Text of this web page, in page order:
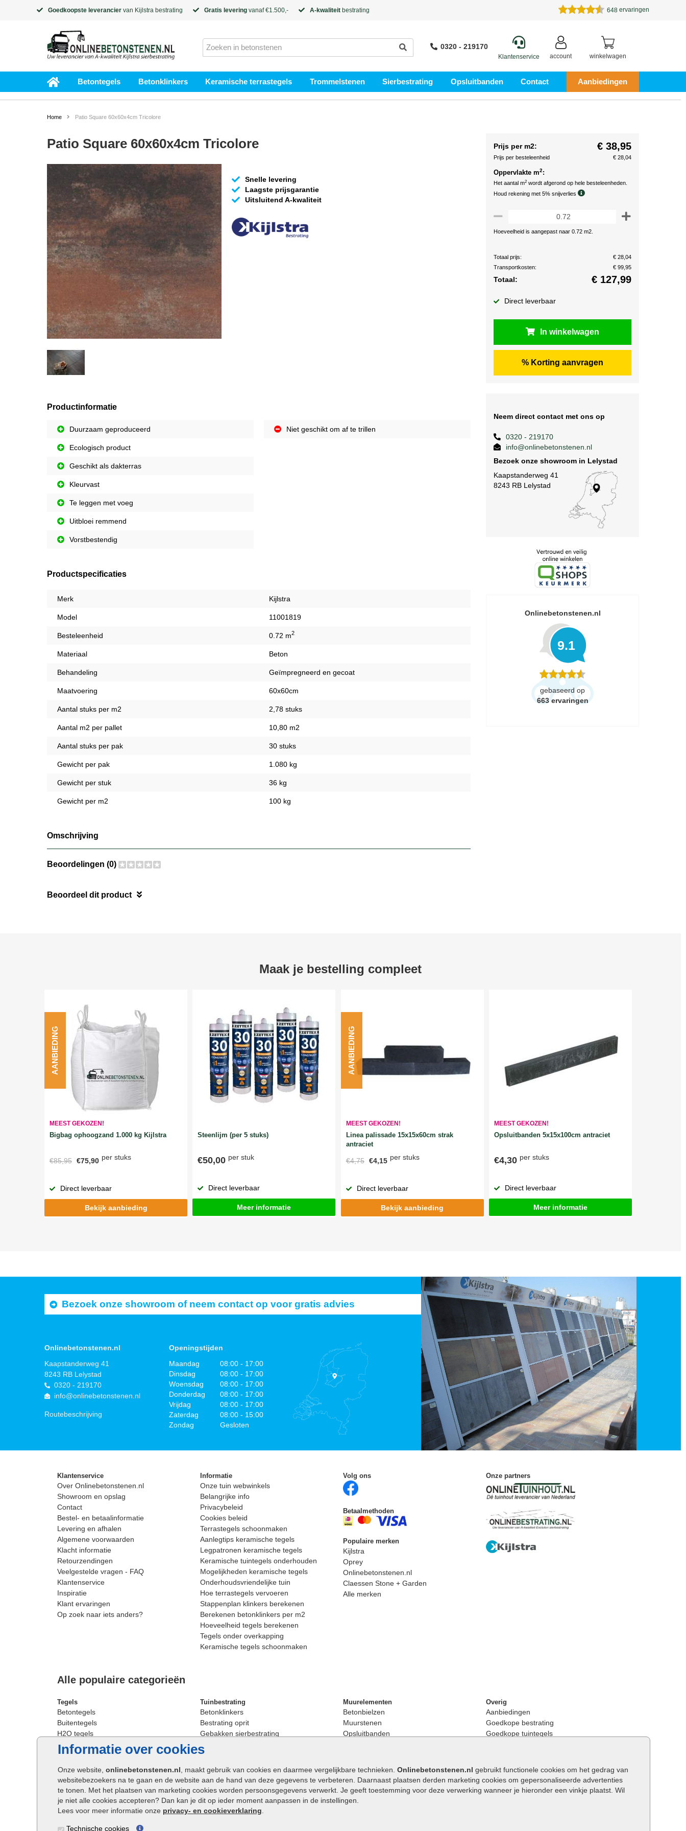
Goedkoopste leverancier van Kijlstra bestrating Gratis levering vanaf €1.500,- A-kwaliteit bestrating 648 ervaringen
0320 - 219170
Klantenservice account winkelwagen
Betontegels Betonklinkers Keramische terrastegels Trommelstenen Sierbestrating Opsluitbanden Contact Aanbiedingen
Informatie over cookies
Onze website, onlinebetonstenen.nl , maakt gebruik van cookies en daarmee vergelijkbare technieken. Onlinebetonstenen.nl gebruikt functionele cookies om het gedrag van
websitebezoekers na te gaan en de website aan de hand van deze gegevens te verbeteren. Daarnaast plaatsen derden marketing cookies om gepersonaliseerde advertenties
te tonen. Met het plaatsen van marketing cookies worden persoonsgegevens verwerkt. Je geeft toestemming voor deze verwerking wanneer je hieronder een vinkje plaatst. Wil
je niet alle cookies accepteren? Dan kan je dit op ieder moment aanpassen in de instellingen.
Lees voor meer informatie onze privacy- en cookieverklaring
Technische cookies
Home Patio Square 60x60x4cm Tricolore
Patio Square 60x60x4cm Tricolore
Snelle levering
Laagste prijsgarantie
Uitsluitend A-kwaliteit
Productinformatie
Duurzaam geproduceerd
Ecologisch product
Geschikt als dakterras
Kleurvast
Te leggen met voeg
Uitbloei remmend
Vorstbestendig
Niet geschikt om af te trillen
Productspecificaties
Merk Kijlstra
Model 11001819
Besteleenheid 0.72 m2
Materiaal Beton
Behandeling Geïmpregneerd en gecoat
Maatvoering 60x60cm
Aantal stuks per m2 2,78 stuks
Aantal m2 per pallet 10,80 m2
Aantal stuks per pak 30 stuks
Gewicht per pak 1.080 kg
Gewicht per stuk 36 kg
Gewicht per m2 100 kg
Omschrijving
Beoordelingen (0)
Beoordeel dit product
Prijs per m2: € 38,95
Prijs per besteleenheid € 28,04
Oppervlakte m2:
Het aantal m2 wordt afgerond op hele besteleenheden.
Houd rekening met 5% snijverlies
Hoeveelheid is aangepast naar 0.72 m2.
Totaal prijs:
€ 28,04
Transportkosten:
€ 99,95
Totaal: € 127,99
Direct leverbaar
In winkelwagen
% Korting aanvragen
Neem direct contact met ons op
0320 - 219170
info@onlinebetonstenen.nl
Bezoek onze showroom in Lelystad
Kaapstanderweg 41
8243 RB Lelystad
Onlinebetonstenen.nl
9.1
gebaseerd op
663 ervaringen
Maak je bestelling compleet
MEEST GEKOZEN!
Bigbag ophoogzand 1.000 kg Kijlstra
€85,95 €75,90 per stuks
AANBIEDING
Direct leverbaar
Bekijk aanbieding
Steenlijm (per 5 stuks)
€50,00 per stuk
Direct leverbaar
Meer informatie
MEEST GEKOZEN!
Linea palissade 15x15x60cm strak
antraciet
€4,75 €4,15 per stuks
AANBIEDING
Direct leverbaar
Bekijk aanbieding
MEEST GEKOZEN!
Opsluitbanden 5x15x100cm antraciet
€4,30 per stuks
Direct leverbaar
Meer informatie
Bezoek onze showroom of neem contact op voor gratis advies
Onlinebetonstenen.nl
Kaapstanderweg 41
8243 RB Lelystad
0320 - 219170
info@onlinebetonstenen.nl
Routebeschrijving
Openingstijden
Maandag
08:00 - 17:00
Dinsdag
08:00 - 17:00
Woensdag
08:00 - 17:00
Donderdag
08:00 - 17:00
Vrijdag
08:00 - 17:00
Zaterdag
08:00 - 15:00
Zondag
Gesloten
Klantenservice
Over Onlinebetonstenen.nl
Showroom en opslag
Contact
Bestel- en betaalinformatie
Levering en afhalen
Algemene voorwaarden
Klacht informatie
Retourzendingen
Veelgestelde vragen - FAQ
Klantenservice
Inspiratie
Klant ervaringen
Op zoek naar iets anders?
Informatie
Onze tuin webwinkels
Belangrijke info
Privacybeleid
Cookies beleid
Terrastegels schoonmaken
Aanlegtips keramische tegels
Legpatronen keramische tegels
Keramische tuintegels onderhouden
Mogelijkheden keramische tegels
Onderhoudsvriendelijke tuin
Hoe terrastegels vervoeren
Stappenplan klinkers berekenen
Berekenen betonklinkers per m2
Hoeveelheid tegels berekenen
Tegels onder overkapping
Keramische tegels schoonmaken
Volg ons
Betaalmethoden
Populaire merken
Kijlstra
Oprey
Onlinebetonstenen.nl
Claessen Stone + Garden
Alle merken
Onze partners
Alle populaire categorieën
Tegels
Betontegels
Buitentegels
H2O tegels
Keramische terrastegels
Oprit tegels
Patio tegels
Siertegels
Stoeptegels
Straattegels
Terrastegels
Tuinbestrating
Betonklinkers
Bestrating oprit
Gebakken sierbestrating
Strakke bestrating
Straatstenen
Straatklinkers
Trommelstenen
Tuinstenen
Waalformaat
Muurelementen
Betonbielzen
Muurstenen
Opsluitbanden
Betonblokken
Stapelstenen
Extra benodigdheden
Overig
Aanbiedingen
Goedkope bestrating
Goedkope tuintegels
Opsluitbanden plaatsen
Keerwanden
Traptreden tuin